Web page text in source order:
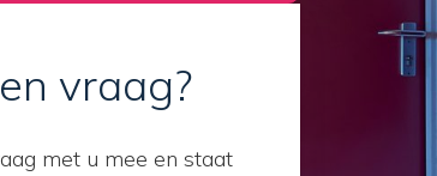
vraag?
met u mee en staat